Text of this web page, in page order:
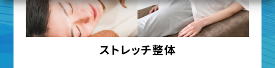
ストレッチ整体